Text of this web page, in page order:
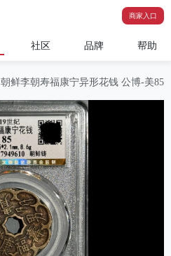
商家入口
社区 品牌 帮助
朝鲜李朝寿福康宁异形花钱 公博-美85